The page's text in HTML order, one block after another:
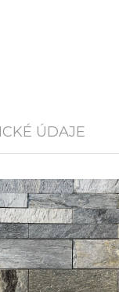
ÚDAJE